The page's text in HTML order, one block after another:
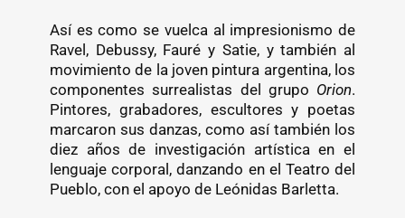
Así es como se vuelca al impresionismo de
Ravel, Debussy, Fauré y Satie, y también al
movimiento de la joven pintura argentina, los
componentes surrealistas del grupo​ Orion.
Pintores, grabadores, escultores y poetas
marcaron sus danzas, como así también los
diez años de investigación artística en el
lenguaje corporal, danzando en el Teatro del
Pueblo, con el apoyo de Leónidas Barletta.